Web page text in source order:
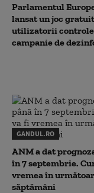
Parlamentul
lansat un joc
utilizatorii
campanie de
GANDUL.RO
ANM a dat
în 7 septembrie.
vremea în
săptămâni